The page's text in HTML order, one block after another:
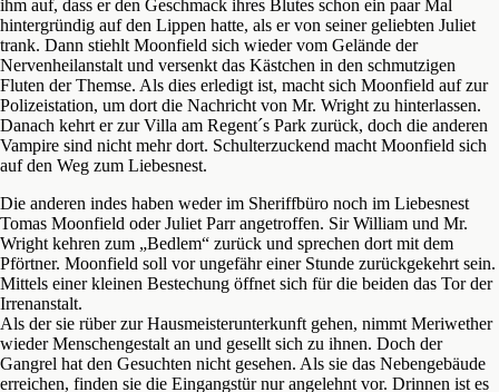
ihm auf, dass er den Geschmack ihres Blutes schon ein paar Mal
hintergründig auf den Lippen hatte, als er von seiner geliebten Juliet
trank. Dann stiehlt Moonfield sich wieder vom Gelände der
Nervenheilanstalt und versenkt das Kästchen in den schmutzigen
Fluten der Themse. Als dies erledigt ist, macht sich Moonfield auf zur
Polizeistation, um dort die Nachricht von Mr. Wright zu hinterlassen.
Danach kehrt er zur Villa am Regent´s Park zurück, doch die anderen
Vampire sind nicht mehr dort. Schulterzuckend macht Moonfield sich
auf den Weg zum Liebesnest.
Die anderen indes haben weder im Sheriffbüro noch im Liebesnest
Tomas Moonfield oder Juliet Parr angetroffen. Sir William und Mr.
Wright kehren zum „Bedlem“ zurück und sprechen dort mit dem
Pförtner. Moonfield soll vor ungefähr einer Stunde zurückgekehrt sein.
Mittels einer kleinen Bestechung öffnet sich für die beiden das Tor der
Irrenanstalt.
Als der sie rüber zur Hausmeisterunterkunft gehen, nimmt Meriwether
wieder Menschengestalt an und gesellt sich zu ihnen. Doch der
Gangrel hat den Gesuchten nicht gesehen. Als sie das Nebengebäude
erreichen, finden sie die Eingangstür nur angelehnt vor. Drinnen ist es